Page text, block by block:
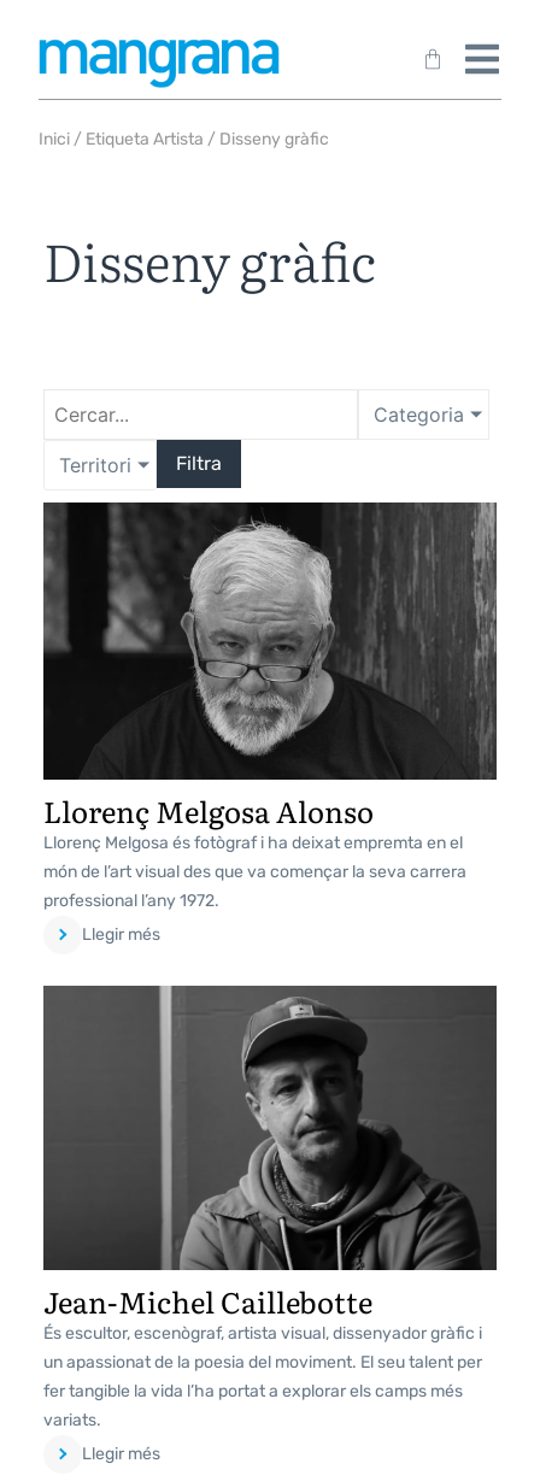
Inici / Etiqueta Artista / Disseny gràfic
Disseny gràfic
Categoria
Territori Filtra
Llorenç Melgosa Alonso
Llorenç Melgosa és fotògraf i ha deixat empremta en el
món de l’art visual des que va començar la seva carrera
professional l’any 1972.
Llegir més
Jean-Michel Caillebotte
És escultor, escenògraf, artista visual, dissenyador gràfic i
un apassionat de la poesia del moviment. El seu talent per
fer tangible la vida l’ha portat a explorar els camps més
variats.
Llegir més